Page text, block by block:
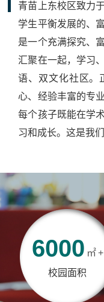
青苗上东校区致力
学生平衡发展的、
是一个充满探究、
汇聚在一起，学习
语、双文化社区。
心、经验丰富的专
每个孩子既能在学
习和成长。这是我
6000 ㎡ +
校园面积